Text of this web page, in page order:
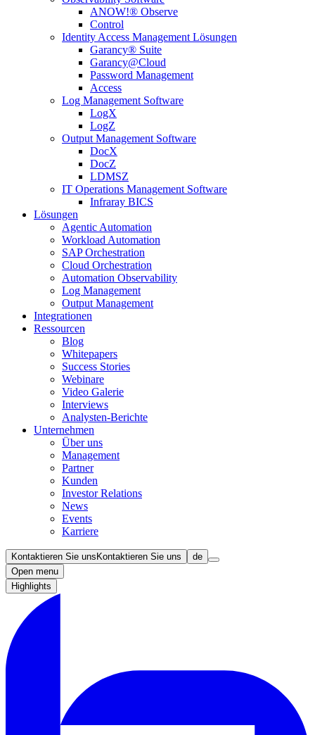
ANOW!® Observe
Control
Identity Access Management Lösungen
Garancy® Suite
Garancy@Cloud
Password Management
Access
Log Management Software
LogX
LogZ
Output Management Software
DocX
DocZ
LDMSZ
IT Operations Management Software
Infraray BICS
Lösungen
Agentic Automation
Workload Automation
SAP Orchestration
Cloud Orchestration
Automation Observability
Log Management
Output Management
Integrationen
Ressourcen
Blog
Whitepapers
Success Stories
Webinare
Video Galerie
Interviews
Analysten-Berichte
Unternehmen
Über uns
Management
Partner
Kunden
Investor Relations
News
Events
Karriere
Kontaktieren Sie uns Kontaktieren Sie uns
de
Open menu
Highlights